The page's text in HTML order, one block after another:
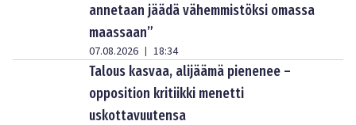
annetaan jäädä vähemmistöksi omassa
maassaan”
07.08.2026 | 18:34
Talous kasvaa, alijäämä pienenee –
opposition kritiikki menetti
uskottavuutensa